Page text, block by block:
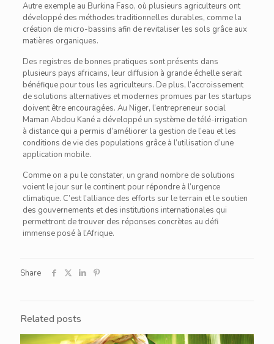
Autre exemple au Burkina Faso, où plusieurs agriculteurs ont
développé des méthodes traditionnelles durables, comme la
création de micro-bassins afin de revitaliser les sols grâce aux
matières organiques.
Des registres de bonnes pratiques sont présents dans
plusieurs pays africains, leur diffusion à grande échelle serait
bénéfique pour tous les agriculteurs. De plus, l’accroissement
de solutions alternatives et modernes promues par les startups
doivent être encouragées. Au Niger, l’entrepreneur social
Maman Abdou Kané a développé un système de télé-irrigation
à distance qui a permis d’améliorer la gestion de l’eau et les
conditions de vie des populations grâce à l’utilisation d’une
application mobile.
Comme on a pu le constater, un grand nombre de solutions
voient le jour sur le continent pour répondre à l’urgence
climatique. C’est l’alliance des efforts sur le terrain et le soutien
des gouvernements et des institutions internationales qui
permettront de trouver des réponses concrètes au défi
immense posé à l’Afrique.
Share
Related posts